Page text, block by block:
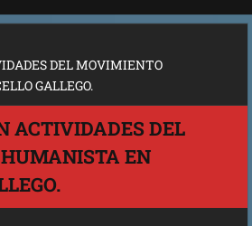
DEL MOVIMIENTO
GALLEGO.
ACTIVIDADES DEL
EN